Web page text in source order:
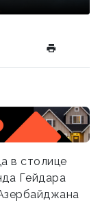
в столице
Гейдара